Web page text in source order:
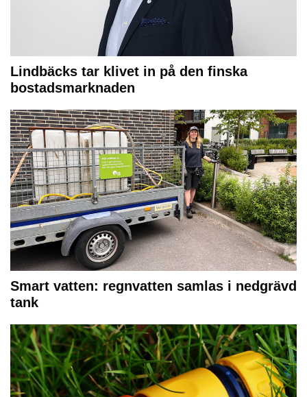
Lindbäcks tar klivet in på den finska
bostadsmarknaden
Smart vatten: regnvatten samlas i nedgrävd
tank